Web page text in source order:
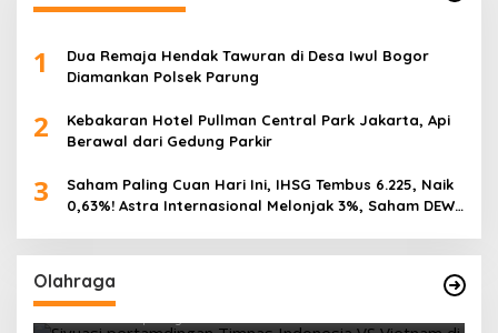
1
Dua Remaja Hendak Tawuran di Desa Iwul Bogor
Diamankan Polsek Parung
2
Kebakaran Hotel Pullman Central Park Jakarta, Api
Berawal dari Gedung Parkir
3
Saham Paling Cuan Hari Ini, IHSG Tembus 6.225, Naik
0,63%! Astra Internasional Melonjak 3%, Saham DEWA
Olahraga
Vietnam Permalukan Indonesia 3-0 di
Pakansari, Garuda Gagal Manfaatkan Laga